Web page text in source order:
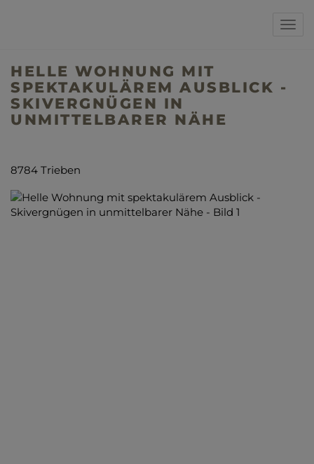
HELLE WOHNUNG MIT
SPEKTAKULÄREM AUSBLICK -
SKIVERGNÜGEN IN
UNMITTELBARER NÄHE
8784 Trieben